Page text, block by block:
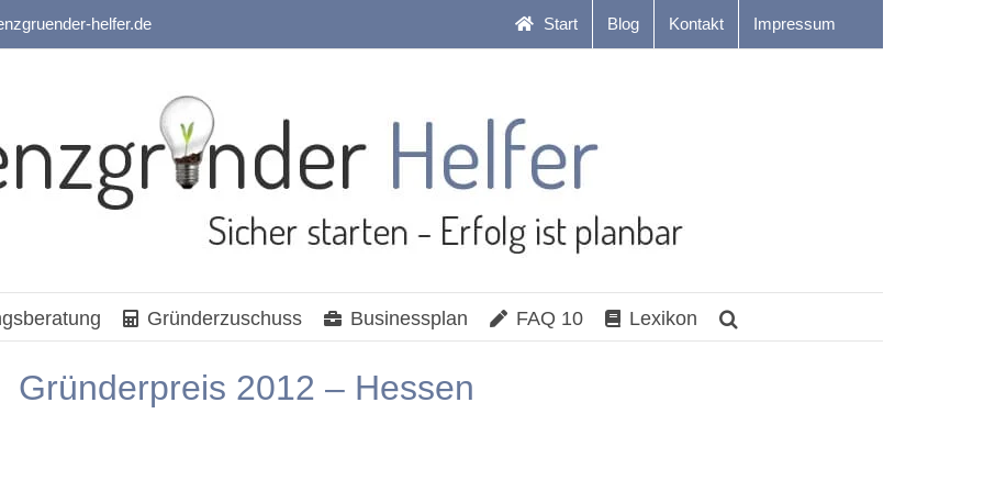
helfer.de Start Blog Kontakt Impressum
Gründerzuschuss Businessplan FAQ 10 Lexikon
Gründerpreis 2012 – Hessen